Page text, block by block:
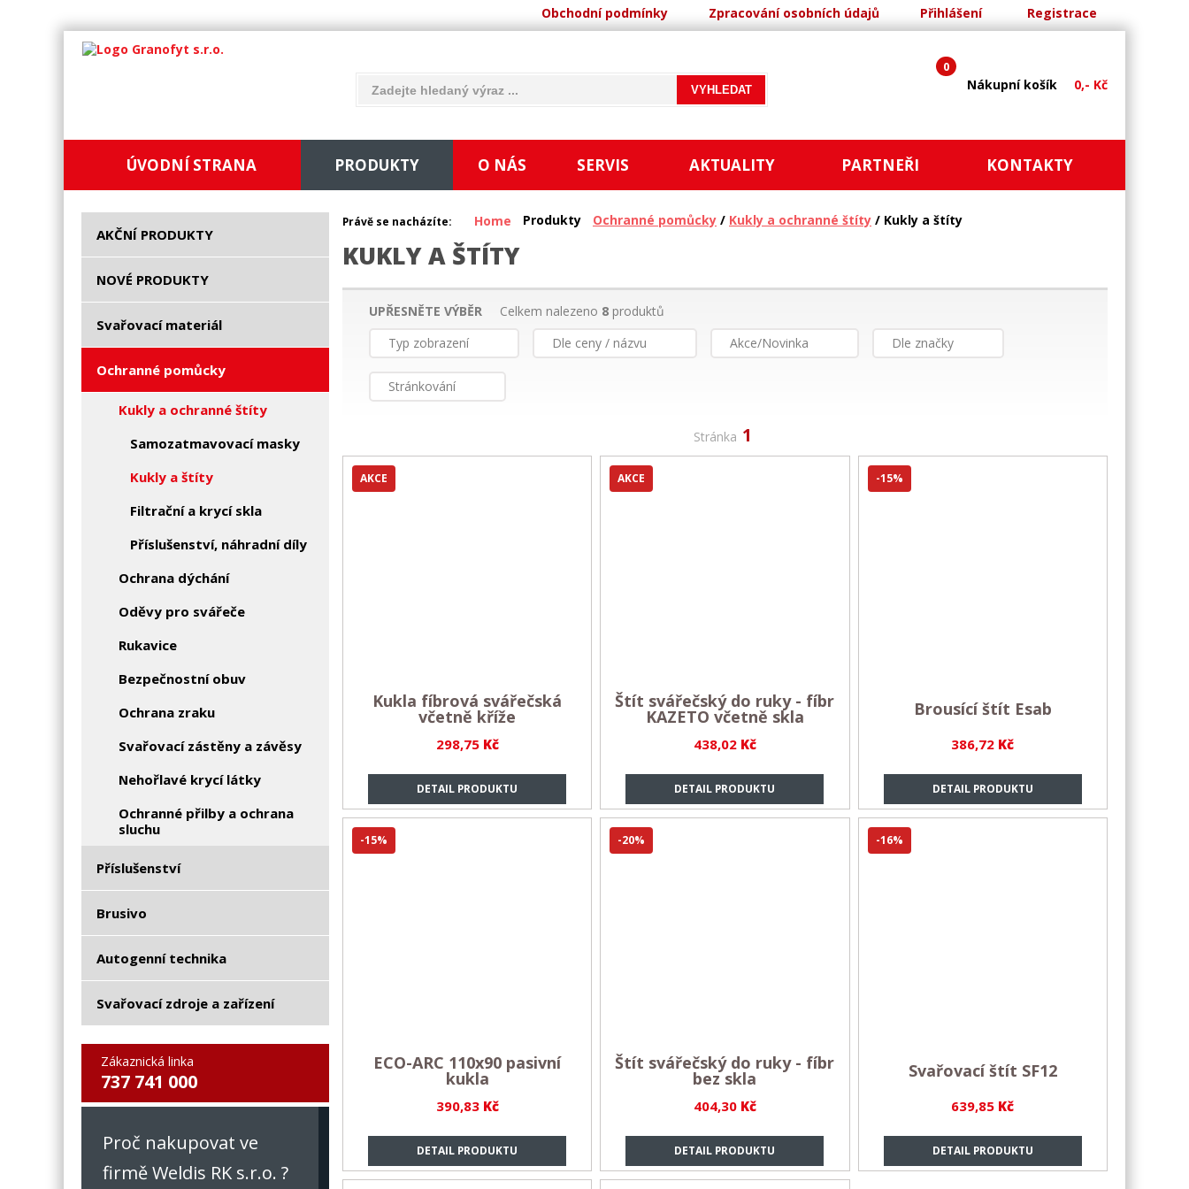
Obchodní podmínky Zpracování osobních údajů Přihlášení Registrace
Nákupní košík 0,- Kč
0
ÚVODNÍ STRANA PRODUKTY O NÁS SERVIS AKTUALITY PARTNEŘI KONTAKTY
AKČNÍ PRODUKTY
NOVÉ PRODUKTY
Svařovací materiál
Ochranné pomůcky
Kukly a ochranné štíty
Samozatmavovací masky
Kukly a štíty
Filtrační a krycí skla
Příslušenství, náhradní díly
Ochrana dýchání
Oděvy pro svářeče
Rukavice
Bezpečnostní obuv
Ochrana zraku
Svařovací zástěny a závěsy
Nehořlavé krycí látky
Ochranné přilby a ochrana
sluchu
Příslušenství
Brusivo
Autogenní technika
Svařovací zdroje a zařízení
Zákaznická linka
737 741 000
Proč nakupovat ve
firmě Weldis RK s.r.o. ?
Právě se nacházíte: Home Produkty Ochranné pomůcky / Kukly a ochranné štíty / Kukly a štíty
KUKLY A ŠTÍTY
UPŘESNĚTE VÝBĚR Celkem nalezeno 8 produktů
Typ zobrazení
Dle ceny / názvu Akce/Novinka Dle značky
Stránkování
Stránka 1
298,75 Kč
DETAIL PRODUKTU
Kukla fíbrová svářečská
včetně kříže
AKCE
438,02 Kč
DETAIL PRODUKTU
Štít svářečský do ruky - fíbr
KAZETO včetně skla
AKCE
386,72 Kč
DETAIL PRODUKTU
Brousící štít Esab
-15%
390,83 Kč
DETAIL PRODUKTU
ECO-ARC 110x90 pasivní
kukla
-15%
404,30 Kč
DETAIL PRODUKTU
Štít svářečský do ruky - fíbr
bez skla
-20%
639,85 Kč
DETAIL PRODUKTU
Svařovací štít SF12
-16%